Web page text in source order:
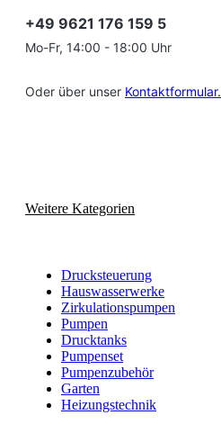
+49 9621 176 159 5
Mo-Fr, 14:00 - 18:00 Uhr
Oder über unser Kontaktformular.
Weitere Kategorien
Drucksteuerung
Hauswasserwerke
Zirkulationspumpen
Pumpen
Drucktanks
Pumpenset
Pumpenzubehör
Garten
Heizungstechnik